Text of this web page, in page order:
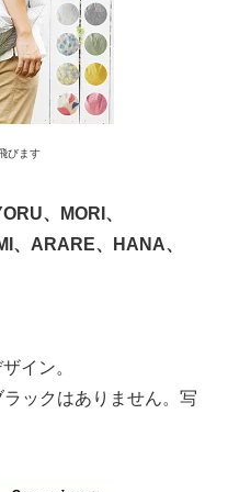
びます
、MORI、
、ARARE、HANA、
イン。
ックはありません。写